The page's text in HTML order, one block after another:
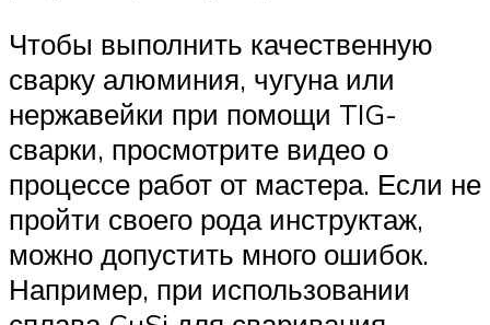
Чтобы выполнить качественную
сварку алюминия, чугуна или
нержавейки при помощи TIG-
сварки, просмотрите видео о
процессе работ от мастера. Если не
пройти своего рода инструктаж,
можно допустить много ошибок.
Например, при использовании